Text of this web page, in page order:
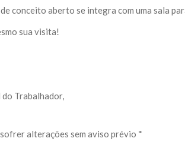
conceito aberto se integra com uma sala
sua visita!
Trabalhador,
alterações sem aviso prévio *